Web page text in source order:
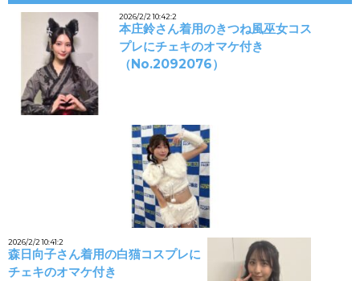
2026/2/2 10:42:2
本庄鈴さん着用のきつね風巫女コス
プレにチェキのオマケ付き
（No.2092076）
2026/2/2 10:41:2
森日向子さん着用の白猫コスプレに
チェキのオマケ付き